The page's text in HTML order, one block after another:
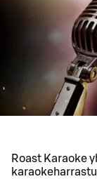
Roast Karaoke